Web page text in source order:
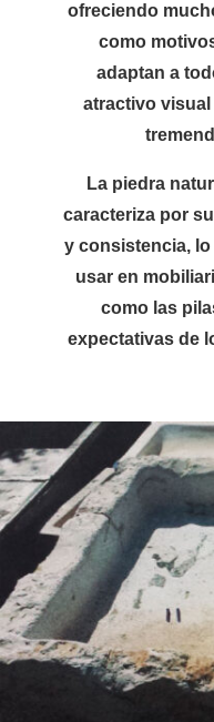
ofreciendo
como
adaptan a
atractivo
La piedra
caracteriza por
y consistencia,
usar en
como las
expectativas de